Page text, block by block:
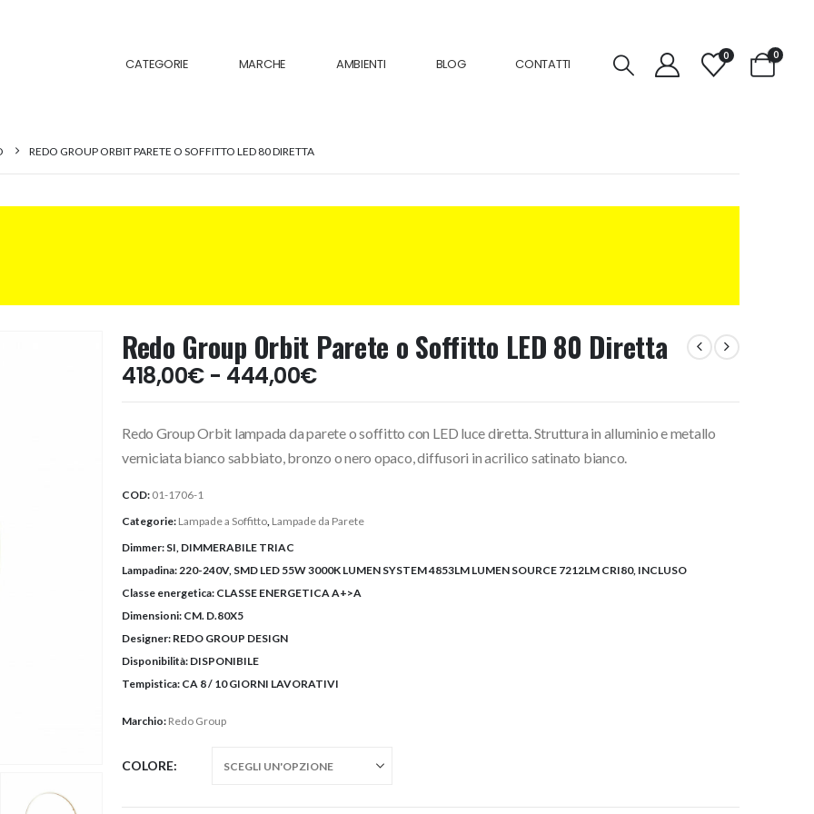
CATEGORIE MARCHE AMBIENTI BLOG CONTATTI
0 0
REDO GROUP ORBIT PARETE O SOFFITTO LED 80 DIRETTA
Redo Group Orbit Parete o Soffitto LED 80 Diretta
418,00€ - 444,00€Fascia
di
da
418,00€
Redo Group Orbit lampada da parete o soffitto con LED luce diretta. Struttura in alluminio e metallo
verniciata bianco sabbiato, bronzo o nero opaco, diffusori in acrilico satinato bianco.
COD: 01-1706-1
Categorie: Lampade a Soffitto Lampade da Parete
Dimmer: SI, DIMMERABILE TRIAC
Lampadina: 220-240V, SMD LED 55W 3000K LUMEN SYSTEM 4853LM LUMEN SOURCE 7212LM CRI80, INCLUSO
Classe energetica: CLASSE ENERGETICA A+>A
Dimensioni: CM. D.80X5
Designer: REDO GROUP DESIGN
Disponibilità: DISPONIBILE
Tempistica: CA 8 / 10 GIORNI LAVORATIVI
Marchio: Redo Group
COLORE